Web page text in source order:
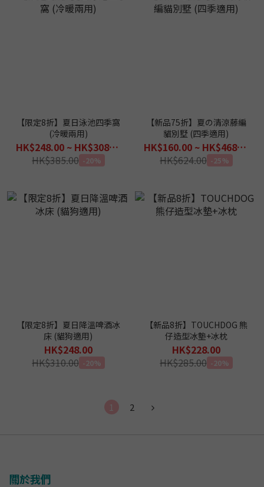
【限定8折】夏日泳池四季窩
(冷暖兩用)
HK$248.00 ~ HK$308.00
HK$385.00 -20%
【新品75折】夏の清涼藤編
貓別墅 (四季適用)
HK$160.00 ~ HK$468.00
HK$624.00 -25%
【限定8折】夏日降溫啤酒冰
床 (貓狗適用)
HK$248.00
HK$310.00 -20%
【新品8折】TOUCHDOG 熊
仔造型冰墊+冰枕
HK$228.00
HK$285.00 -20%
1 2
關於我們